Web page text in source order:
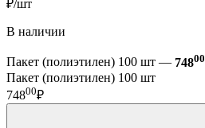
₽/шт
В наличии
Пакет (полиэтилен) 100 шт — 74800
Пакет (полиэтилен) 100 шт
74800₽